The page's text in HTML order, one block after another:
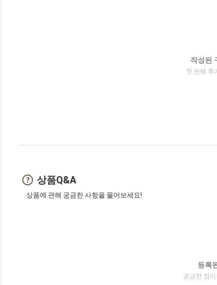
작성된
첫 번째 후
상품Q&A
상품에 관해 궁금한 사항을 물어보세요!
등록
궁금한 점